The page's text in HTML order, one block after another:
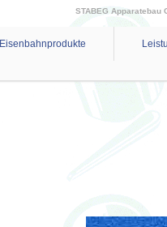
STABEG Apparatebau
Eisenbahnprodukte